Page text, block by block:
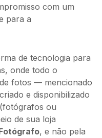
com um
para a
de tecnologia para
onde todo o
fotos — mencionado
e disponibilizado
ou
de sua loja
, e não pela